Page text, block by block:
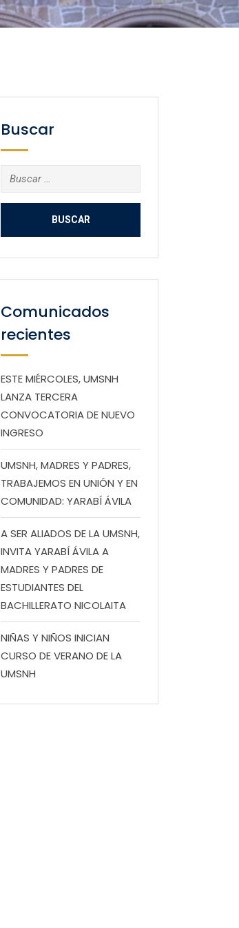
Buscar
Buscar:
Comunicados
recientes
ESTE MIÉRCOLES, UMSNH
LANZA TERCERA
CONVOCATORIA DE NUEVO
INGRESO
UMSNH, MADRES Y PADRES,
TRABAJEMOS EN UNIÓN Y EN
COMUNIDAD: YARABÍ ÁVILA
A SER ALIADOS DE LA UMSNH,
INVITA YARABÍ ÁVILA A
MADRES Y PADRES DE
ESTUDIANTES DEL
BACHILLERATO NICOLAITA
NIÑAS Y NIÑOS INICIAN
CURSO DE VERANO DE LA
UMSNH